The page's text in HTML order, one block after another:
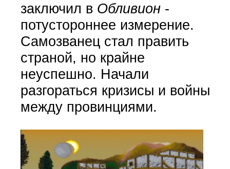
заключил в Обливион-
потустороннее измерение.
Самозванец стал править
страной, но крайне
неуспешно. Начали
разгораться кризисы и войны
между провинциями.